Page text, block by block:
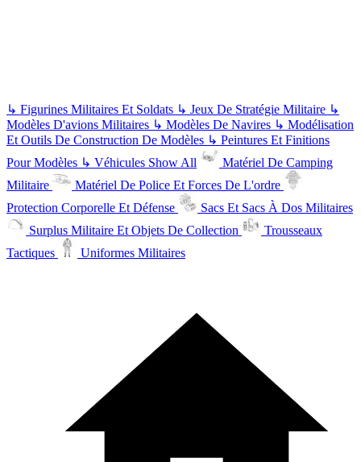
↳ Figurines Militaires Et Soldats ↳ Jeux De Stratégie Militaire ↳
Modèles D'avions Militaires ↳ Modèles De Navires ↳ Modélisation
Et Outils De Construction De Modèles ↳ Peintures Et Finitions
Pour Modèles ↳ Véhicules Show All
Matériel De Camping
Militaire
Matériel De Police Et Forces De L'ordre
Protection Corporelle Et Défense
Sacs Et Sacs À Dos Militaires
Surplus Militaire Et Objets De Collection
Trousseaux
Tactiques
Uniformes Militaires